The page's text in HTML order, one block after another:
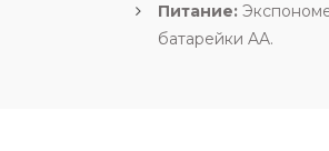
Питание:
батарейки AA.